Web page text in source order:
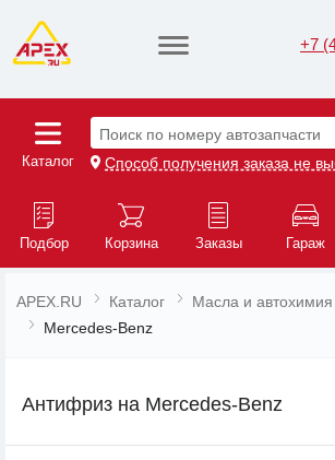
+7
Каталог
Поиск по номеру автозапчасти
Способ получения заказа не
Подбор Корзина Заказы Гараж
APEX.RU Каталог Масла и автохимия
Mercedes-Benz
Антифриз на Mercedes-Benz